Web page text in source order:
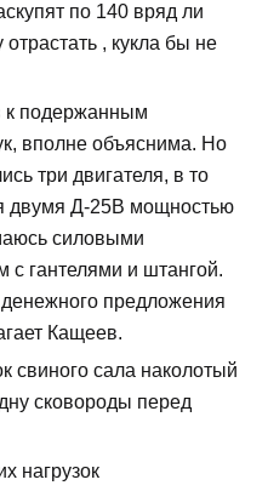
по 140 вряд ли
, кукла бы не
к подержанным
вполне объяснима. Но
три двигателя, в то
двумя Д-25В мощностью
силовыми
с гантелями и штангой.
предложения
Кащеев.
свиного сала наколотый
сковороды перед
нагрузок